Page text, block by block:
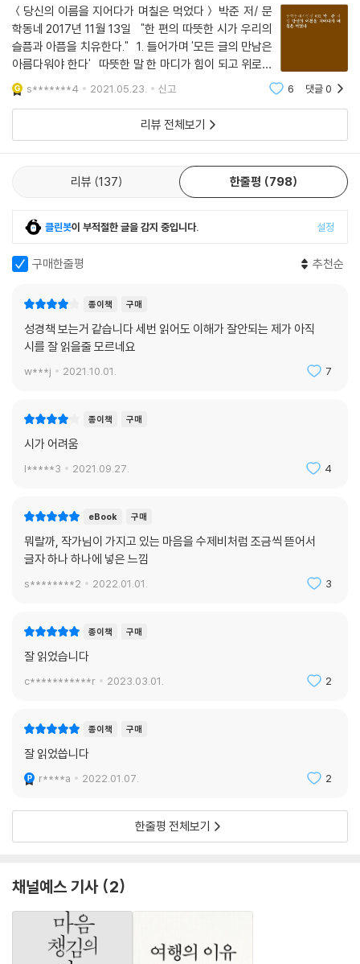
이 무수하다. 어째서인가. “한철 머무는 마음에게/ 서로의 전부를 쥐여주
던 때가 우리에게도 있었다”(「마음 한철」)는 지나간 사실, “가족이 앉은 돗
자리 위로 청룡열차 선로가 만든 그늘이 옥(獄)의 창살처럼 내”렸던 유년
의 기억, 수학여행에 가지 못하고 “흙에 종이를 묻는 놀이”를 하며 “결국
무엇을 묻어둔다는 것은 시차(時差)를 만드는 일이었고 시차는 그곳에 먼
저 가 있는 혼자가 스스로의 눈빛을 아프게 기다리는 일”이라는 깨달음을
온몸에 새겨왔기 때문이다. 요컨대 범박한 일상 속에서 “노루처럼/ 방방
뛰어다”(「눈썹」)니다가 문득 고독한 자아를 마주하고 세계에 눈을 뜨며 얻
은 일종의 성장통이라 할 수 있겠다. 이러한 자신의 병을 ‘꾀병’이라 말하는
것은 자신보다 이 세계가 더 아프리라는 인식에서 시작될 터이다.
고 웃으며 말하는 ‘미인’이다. ‘유서도 못 쓰고 아픈’ 내 곁에 누워 잠든 미인
시작”하는 미인(「호우주의보」). 시집 곳곳 출몰하는 미인은 ‘나’와 세계를
연결하고, 죽음과 삶을 연결하는 매개자로서 활약한다. 때로는 그리움의
대상이자 연정의 대상이기도 한데, 그것이 이성(異性)으로 한정되는 것은
으로서의 ‘미인’으로도 충분히 읽히며, 이는 끊임없이 앓고 있는 시적 화자
그는 이 세계가 자신의 위장 속에서 결국 소화될 수 없을 것이라는 예감에
나온다. 아마도 더이상 이 세계를 위장 안에 담고 있지 못할 거라는 시달림.
시달림은 “애인의 손바닥,/ 애정선 어딘가 걸쳐 있는/ 희끄무레한 잔금처
럼 누워”(「미신」) 있는 상태의 떨림 속에서 진행되었다. 그 떨림의 간곡함
이 언어로 환원되었다. 우리는 그 결과를 ‘박준의 첫 시집’이라고 부르는지
―허수경 발문, 「이번 생의 장례를 미리 지내며 시인은 시를 쓰네」 부분
세계는 내내 불편한 것일 터이고, 개인의 고통 역시 사라질 수 없는 것, 그
러나 그것들 모두 쉽게 잊진 않으리라는 박준 시인의 윤리의식은, 그 ‘떨림
의 간곡함’은 진정성 있는 언어로 남아 독자들의 가슴에 잔잔한 파동을 남
길 것이라 기대한다.
＜당신의 이름을 지어다가 며칠은 먹었다＞ 박준 저/ 문
학동네 2017년 11월 13일 "한 편의 따뜻한 시가 우리의
슬픔과 아픔을 치유한다." 1. 들어가며 '모든 글의 만남은
아름다워야 한다' 따뜻한 말 한 마디가 힘이 되고 위로가
되듯이, 한 편의 따뜻한 시 또한 우리의 슬픔을, 아픔을
치유할 수 있다. 마음의 위로는 어떤 지식이나 정보보다는
s*******4 2021.05.23. 신고 6 댓글0
리뷰 전체보기
리뷰 137 한줄평 798
클린봇이 부적절한 글을 감지 중입니다. 설정
구매한줄평 추천순
종이책 구매
성경책 보는거 같습니다 세번 읽어도 이해가 잘안되는 제가 아직
시를 잘 읽을줄 모르네요
w***j 2021.10.01. 7
종이책 구매
시가 어려움
l*****3 2021.09.27. 4
eBook 구매
뭐랄까, 작가님이 가지고 있는 마음을 수제비처럼 조금씩 뜯어서
글자 하나 하나에 넣은 느낌
s********2 2022.01.01. 3
종이책 구매
잘 읽었습니다
c***********r 2023.03.01. 2
종이책 구매
잘 읽었씁니다
r****a 2022.01.07. 2
한줄평 전체보기
채널예스 기사 2